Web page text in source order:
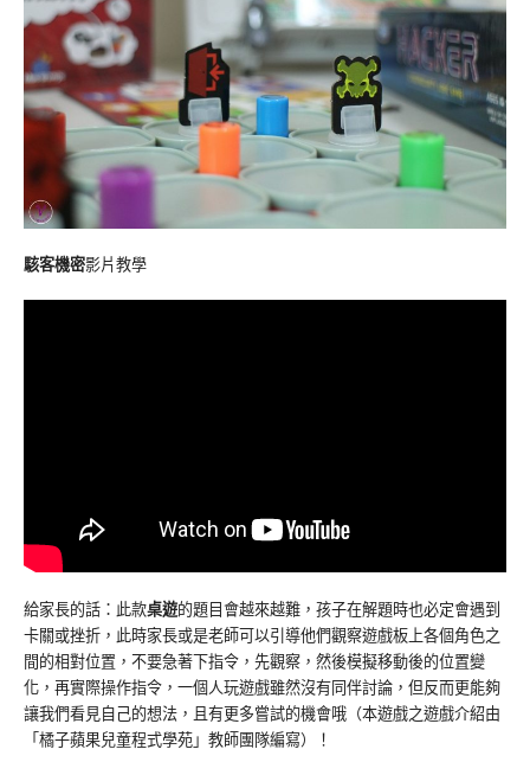
駭客機密影片教學
給家長的話：此款桌遊的題目會越來越難，孩子在解題時也必定會遇到
卡關或挫折，此時家長或是老師可以引導他們觀察遊戲板上各個角色之
間的相對位置，不要急著下指令，先觀察，然後模擬移動後的位置變
化，再實際操作指令，一個人玩遊戲雖然沒有同伴討論，但反而更能夠
讓我們看見自己的想法，且有更多嘗試的機會哦（本遊戲之遊戲介紹由
「橘子蘋果兒童程式學苑」教師團隊編寫）！